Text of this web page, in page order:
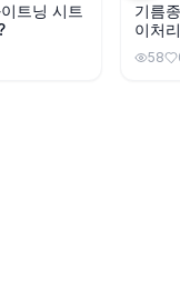
트닝 시트
기름
이처
58